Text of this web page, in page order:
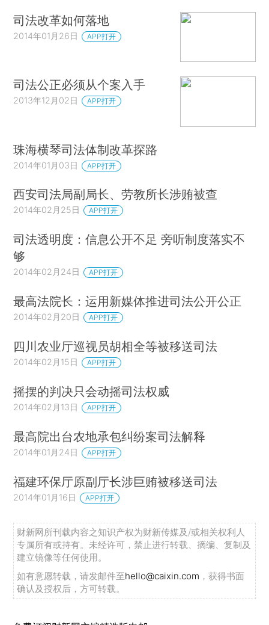
司法改革如何落地
2014年01月26日 APP打开
司法公正必须从个案入手
2013年12月02日 APP打开
珠海横琴司法体制改革探路
2014年01月03日 APP打开
西安司法局副局长、劳教所长涉贿被查
2014年02月25日 APP打开
司法透明度：信息公开不足 旁听制度落实不
够
2014年02月24日 APP打开
最高法院长：运用新媒体推进司法公开公正
2014年02月20日 APP打开
四川农业厅巡视员胡相全等被移送司法
2014年02月15日 APP打开
摇摆的判决只会动摇司法权威
2014年02月13日 APP打开
最高院出台农地承包纠纷案司法解释
2014年01月24日 APP打开
福建环保厅原副厅长涉巨贿被移送司法
2014年01月16日 APP打开
财新网所刊载内容之知识产权为财新传媒及/或相关权利人
专属所有或持有。未经许可，禁止进行转载、摘编、复制及
建立镜像等任何使用。
如有意愿转载，请发邮件至hello@caixin.com ，获得书面
确认及授权后，方可转载。